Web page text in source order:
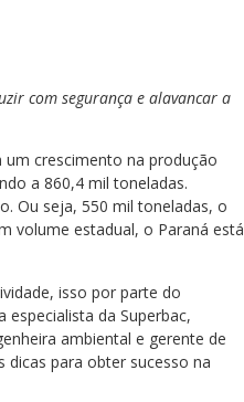
com segurança e alavancar a
um crescimento na produção
a 860,4 mil toneladas.
Ou seja, 550 mil toneladas, o
volume estadual, o Paraná está
isso por parte do
da Superbac,
ambiental e gerente de
dicas para obter sucesso na